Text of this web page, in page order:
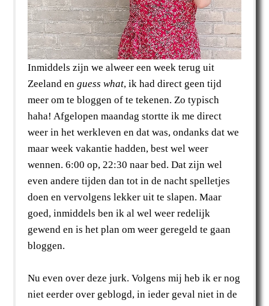
Inmiddels zijn we alweer een week terug uit
Zeeland enguess what, ik had direct geen tijd
meer om te bloggen of te tekenen. Zo typisch
haha! Afgelopen maandag stortte ik me direct
weer in het werkleven en dat was, ondanks dat we
maar week vakantie hadden, best wel weer
wennen. 6:00 op, 22:30 naar bed. Dat zijn wel
even andere tijden dan tot in de nacht spelletjes
doen en vervolgens lekker uit te slapen. Maar
goed, inmiddels ben ik al wel weer redelijk
gewend en is het plan om weer geregeld te gaan
bloggen.
Nu even over deze jurk. Volgens mij heb ik er nog
niet eerder over geblogd, in ieder geval niet in de